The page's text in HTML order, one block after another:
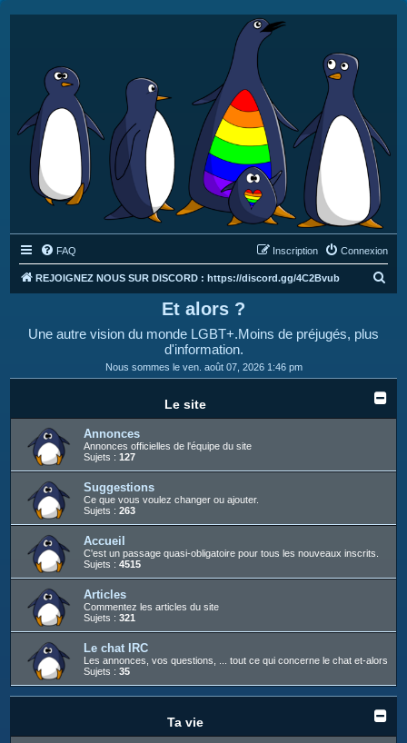
FAQ Connexion
Inscription
REJOIGNEZ NOUS SUR DISCORD : https://discord.gg/4C2Bvub
r
Et alors ?
Une autre vision du monde LGBT+.Moins de préjugés, plus
d'information.
Nous sommes le ven. août 07, 2026 1:46 pm
Le site
Annonces
Annonces officielles de l'équipe du site
Sujets : 127
Suggestions
Ce que vous voulez changer ou ajouter.
Sujets : 263
Accueil
C'est un passage quasi-obligatoire pour tous les nouveaux inscrits.
Sujets : 4515
Articles
Commentez les articles du site
Sujets : 321
Le chat IRC
Les annonces, vos questions, ... tout ce qui concerne le chat et-alors
Sujets : 35
Ta vie